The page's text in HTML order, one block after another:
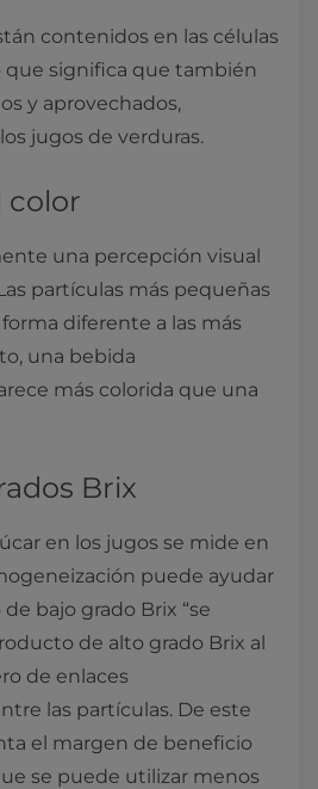
contenidos en las células
que significa que también
y aprovechados,
jugos de verduras.
color
una percepción visual
partículas más pequeñas
diferente a las más
una bebida
más colorida que una
Brix
en los jugos se mide en
puede ayudar
bajo grado Brix “se
de alto grado Brix al
de enlaces
las partículas. De este
el margen de beneficio
se puede utilizar menos